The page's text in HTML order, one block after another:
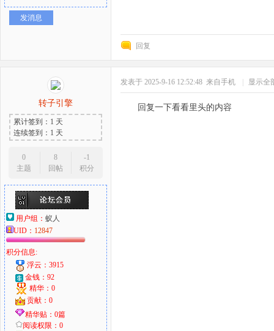
发消息
回复
转子引擎
累计签到：1 天
连续签到：1 天
0
主题
8
回帖
-1
积分
用户组： 蚁人
UID： 12847
积分信息:
浮云：3915
金钱：92
精华：0
贡献：0
精华贴：0篇
阅读权限：0
发表于 2025-9-16 12:52:48 来自手机 显示全
回复一下看看里头的内容